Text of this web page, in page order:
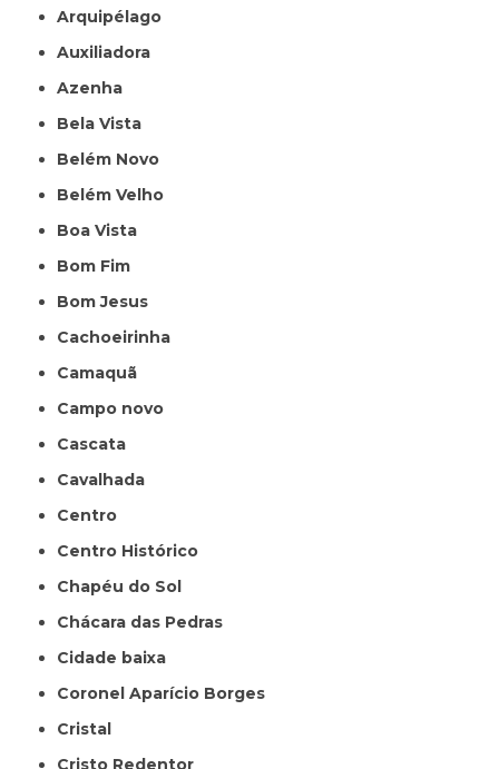
Arquipélago
Auxiliadora
Azenha
Bela Vista
Belém Novo
Belém Velho
Boa Vista
Bom Fim
Bom Jesus
Cachoeirinha
Camaquã
Campo novo
Cascata
Cavalhada
Centro
Centro Histórico
Chapéu do Sol
Chácara das Pedras
Cidade baixa
Coronel Aparício Borges
Cristal
Cristo Redentor